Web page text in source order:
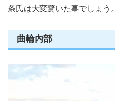
条氏は大変驚いた事でしょう。
曲輪内部